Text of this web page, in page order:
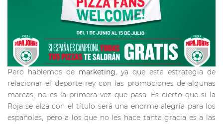
Pero hablemos de marketing, ya que esta estrategia de
relacionar el deporte rey con las promociones de algunas
marcas, no es la primera vez que pasa. Es cierto que si la
Roja se alza con el título será una enorme alegría para los
españoles, pero a los que no les hace tanta gracia es a las